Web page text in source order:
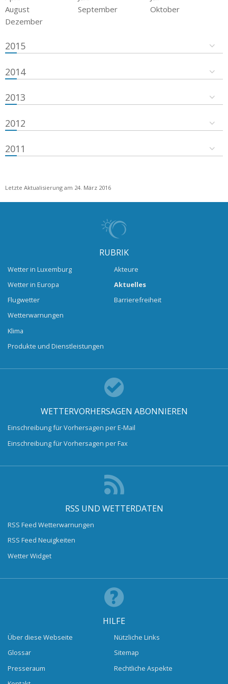
August
September
Oktober
Dezember
2015
2014
2013
2012
2011
Letzte Aktualisierung am 24. März 2016
RUBRIK
Wetter in Luxemburg
Wetter in Europa
Flugwetter
Wetterwarnungen
Klima
Produkte und Dienstleistungen
Akteure
Aktuelles
Barrierefreiheit
WETTERVORHERSAGEN ABONNIEREN
Einschreibung für Vorhersagen per E-Mail
Einschreibung für Vorhersagen per Fax
RSS UND WETTERDATEN
RSS Feed Wetterwarnungen
RSS Feed Neuigkeiten
Wetter Widget
HILFE
Über diese Webseite
Glossar
Presseraum
Nützliche Links
Sitemap
Rechtliche Aspekte